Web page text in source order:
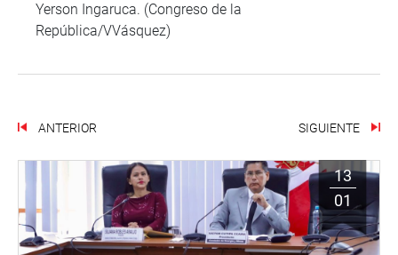
Yerson Ingaruca. (Congreso de la
República/VVásquez)
ANTERIOR SIGUIENTE
13
01